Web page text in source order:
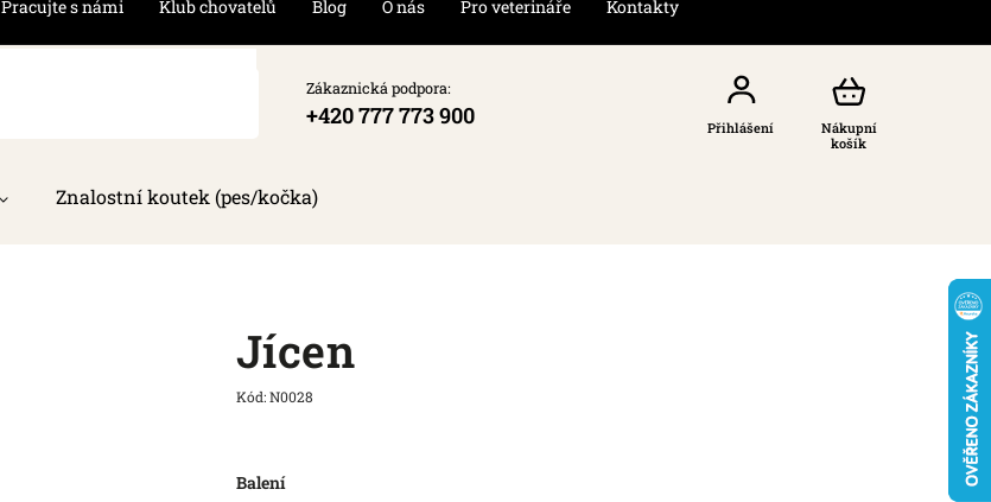
Pracujte s námi Klub chovatelů Blog O nás Pro veterináře
Kontakty
Zákaznická podpora:
+420 777 773 900
Nákupní
košík
Přihlášení
Znalostní koutek (pes/kočka)
Jícen
Kód:N0028
Balení